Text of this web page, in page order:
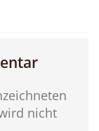
nicht